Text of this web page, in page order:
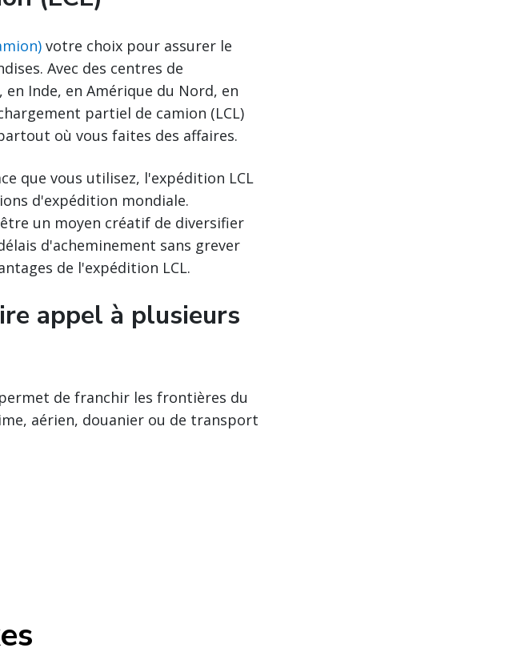
votre choix pour assurer le
Avec des centres de
Inde, en Amérique du Nord, en
partiel de camion (LCL)
où vous faites des affaires.
que vous utilisez, l'expédition LCL
d'expédition mondiale.
un moyen créatif de diversifier
d'acheminement sans grever
de l'expédition LCL.
appel à plusieurs
de franchir les frontières du
aérien, douanier ou de transport